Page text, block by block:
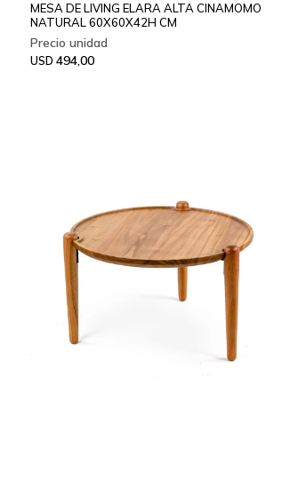
MESA DE LIVING ELARA ALTA CINAMOMO
NATURAL 60X60X42H CM
USD 494,00